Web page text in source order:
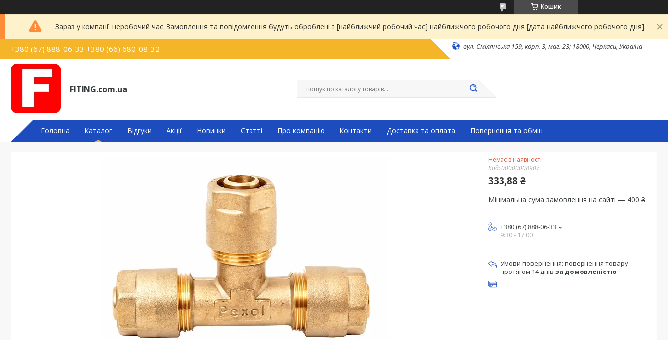
Кошик
Зараз у компанії неробочий час. Замовлення та повідомлення будуть оброблені з [найближчий робочий час] найближчого робочого дня [дата найближчого робочого дня].
+380 (67) 888-06-33 +380 (66) 680-08-32 вул. Смілянська 159, корп. 3, маг. 23; 18000, Черкаси, Україна
FITING.com.ua
Головна Каталог Відгуки Акції Новинки Статті Про компанію Контакти Доставка та оплата Повернення та обмін
Немає в наявності
Код: 00000008907
333,88 ₴
Мінімальна сума замовлення на сайті — 400 ₴
+380 (67) 888-06-33
9:30 - 17:00
повернення товару
протягом 14 днів за домовленістю